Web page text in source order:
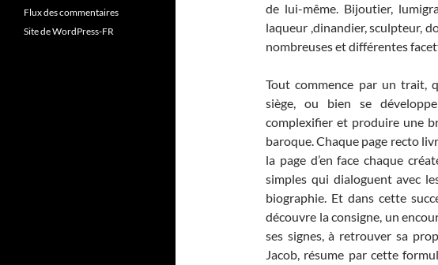
de lui-même. Bijoutier,
laqueur ,dinandier, sculpteur,
nombreuses et différentes
Tout commence par un trait,
siège, ou bien se
complexifier et produire une
baroque. Chaque page recto
la page d’en face chaque
simples qui dialoguent avec
biographie. Et dans cette
découvre la consigne, un
ses signes, à retrouver sa
Jacob, résume par cette
Flux des commentaires
Site de WordPress-FR